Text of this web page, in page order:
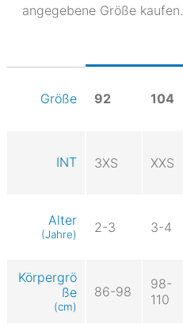
angegebene Größe kaufen.
Größe 92 104
INT 3XS XXS
Alter
(Jahre) 2-3 3-4
Körpergrö
ße
(cm)
86-98
98-
110